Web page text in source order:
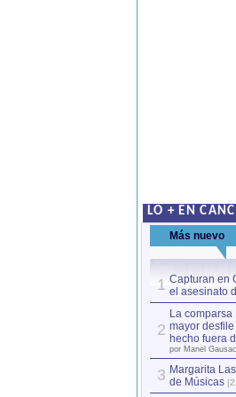
LO + EN
Más nuevo
1 Capturan en
el asesinato
2
La comparsa
mayor
hecho fuera
por Manel
3 Margarita
de Músicas